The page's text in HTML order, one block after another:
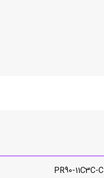
PR90-11C3C-C